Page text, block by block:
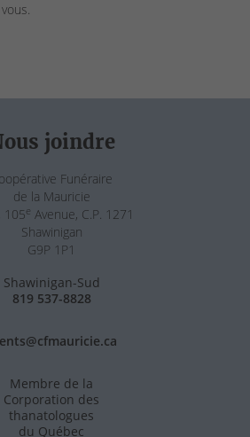
joindre
Funéraire
de la Mauricie
105e Avenue, C.P. 1271
Shawinigan
G9P 1P1
Shawinigan-Sud
819 537-8828
Membre de la
Corporation des
thanatologues
du Québec